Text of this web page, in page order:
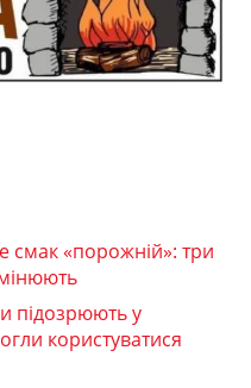
«порожній»: три
підозрюють у
користуватися